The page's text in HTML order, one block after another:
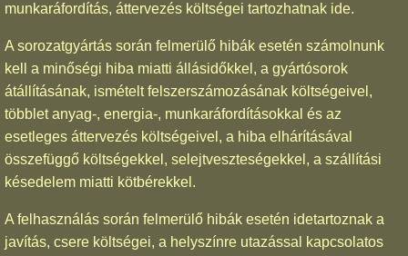
munkaráfordítás, áttervezés költségei tartozhatnak ide.
A sorozatgyártás során felmerülő hibák esetén számolnunk
kell a minőségi hiba miatti állásidőkkel, a gyártósorok
átállításának, ismételt felszerszámozásának költségeivel,
többlet anyag-, energia-, munkaráfordításokkal és az
esetleges áttervezés költségeivel, a hiba elhárításával
összefüggő költségekkel, selejtveszteségekkel, a szállítási
késedelem miatti kötbérekkel.
A felhasználás során felmerülő hibák esetén idetartoznak a
javítás, csere költségei, a helyszínre utazással kapcsolatos